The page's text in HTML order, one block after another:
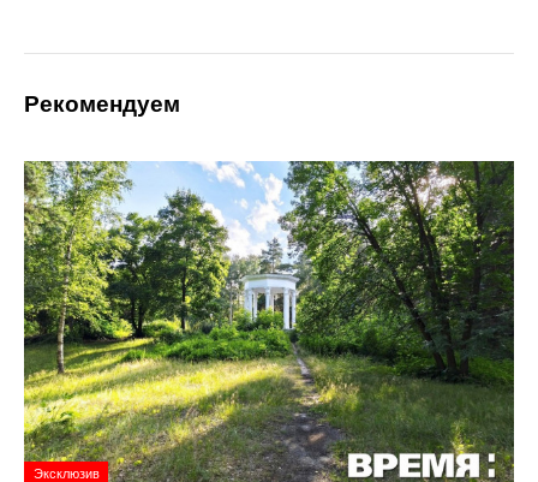
Рекомендуем
Эксклюзив